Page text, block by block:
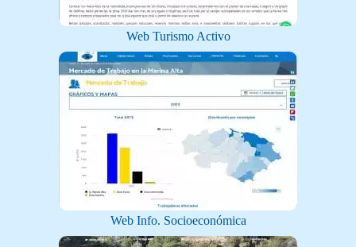
Web Turismo Activo
Web Info. Socioeconómica